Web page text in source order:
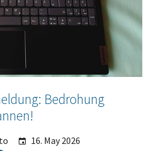
Bedrohung
16. May 2026